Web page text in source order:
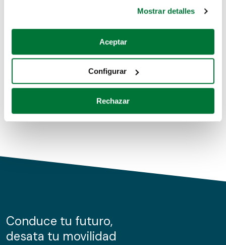
Si lo permite, también quisiéramos:
Recopilar información sobre su ubicación geográfica
Identificar su dispositivo analizándolo activamente
para buscar características específicas (huellas
Obtenga más información sobre cómo se procesan sus
de cookies.
información sobre el uso que haga del sitio web con
nuestros partners de redes sociales, publicidad y análisis
Mostrar detalles
Aceptar
Configurar
Rechazar
Coches de segunda mano
Coches de km0
Conduce tu futuro,
desata tu movilidad